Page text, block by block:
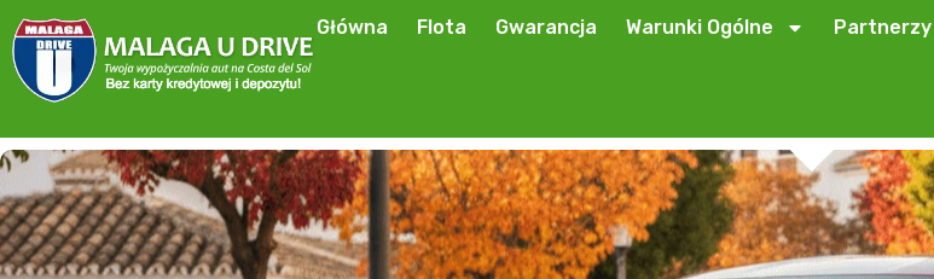
Główna Flota Gwarancja Warunki Ogólne Partnerzy